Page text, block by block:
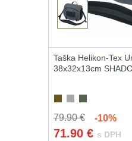
Taška Helikon-Tex
38x32x13cm
79.90 €-10%
71.90 € s DPH